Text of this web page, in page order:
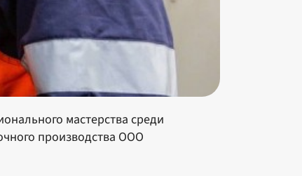
мастерства среди
производства ООО